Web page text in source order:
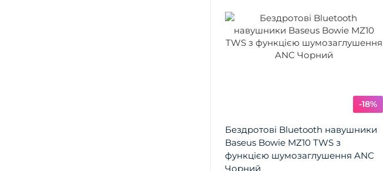
-18%
Бездротові Bluetooth навушники
Baseus Bowie MZ10 TWS з
функцією шумозаглушення ANC
Чорний